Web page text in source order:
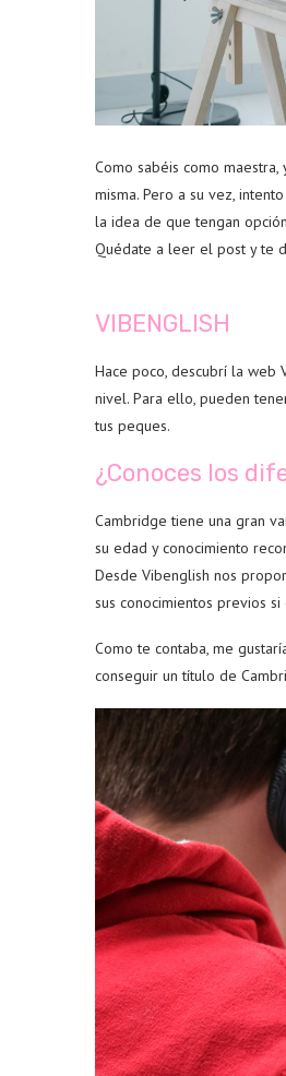
Como sabéis como
misma. Pero a su vez,
la idea de que tengan
Quédate a leer el post y te
VIBENGLISH
Hace poco, descubrí la web
nivel. Para ello, pueden
tus peques.
¿Conoces los
Cambridge tiene una gran
su edad y conocimiento
Desde Vibenglish nos
sus conocimientos previos si
Como te contaba, me
conseguir un título de